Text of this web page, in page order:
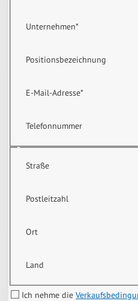
Unternehmen*
Positionsbezeichnung
E-Mail-Adresse*
Telefonnummer
Straße
Postleitzahl
Ort
Land
Ich nehme die